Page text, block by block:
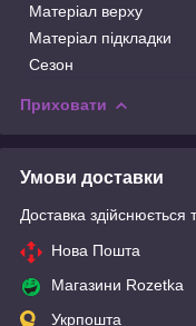
Матеріал верху
Матеріал підкладки
Сезон
Приховати
Умови доставки
Доставка здійснюється
Нова Пошта
Магазини Rozetka
Укрпошта